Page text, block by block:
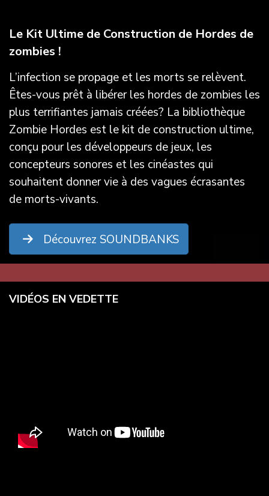
Le Kit Ultime de Construction de Hordes de
zombies !
L’infection se propage et les morts se relèvent.
Êtes-vous prêt à libérer les hordes de zombies les
plus terrifiantes jamais créées? La bibliothèque
Zombie Hordes est le kit de construction ultime,
conçu pour les développeurs de jeux, les
concepteurs sonores et les cinéastes qui
souhaitent donner vie à des vagues écrasantes
de morts-vivants.
Découvrez SOUNDBANKS
VIDÉOS EN VEDETTE